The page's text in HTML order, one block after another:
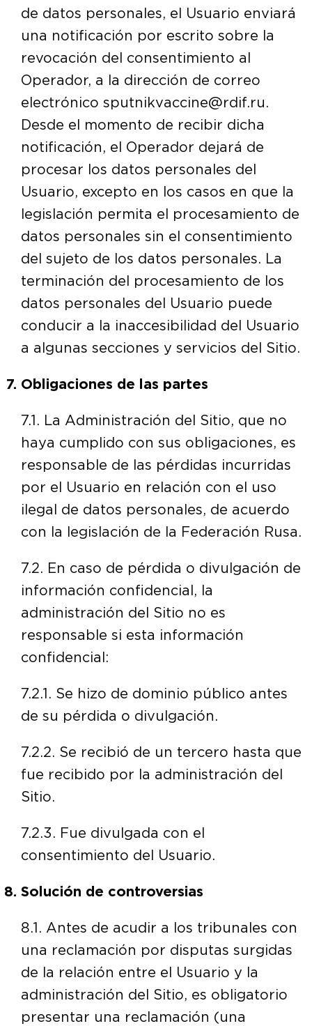
de datos personales, el Usuario enviará
una notificación por escrito sobre la
revocación del consentimiento al
Operador, a la dirección de correo
electrónico sputnikvaccine@rdif.ru.
Desde el momento de recibir dicha
notificación, el Operador dejará de
procesar los datos personales del
Usuario, excepto en los casos en que la
legislación permita el procesamiento de
datos personales sin el consentimiento
del sujeto de los datos personales. La
terminación del procesamiento de los
datos personales del Usuario puede
conducir a la inaccesibilidad del Usuario
a algunas secciones y servicios del Sitio.
Obligaciones de las partes
7.1. La Administración del Sitio, que no
haya cumplido con sus obligaciones, es
responsable de las pérdidas incurridas
por el Usuario en relación con el uso
ilegal de datos personales, de acuerdo
con la legislación de la Federación Rusa.
7.2. En caso de pérdida o divulgación de
información confidencial, la
administración del Sitio no es
responsable si esta información
confidencial:
7.2.1. Se hizo de dominio público antes
de su pérdida o divulgación.
7.2.2. Se recibió de un tercero hasta que
fue recibido por la administración del
Sitio.
7.2.3. Fue divulgada con el
consentimiento del Usuario.
Solución de controversias
8.1. Antes de acudir a los tribunales con
una reclamación por disputas surgidas
de la relación entre el Usuario y la
administración del Sitio, es obligatorio
presentar una reclamación (una